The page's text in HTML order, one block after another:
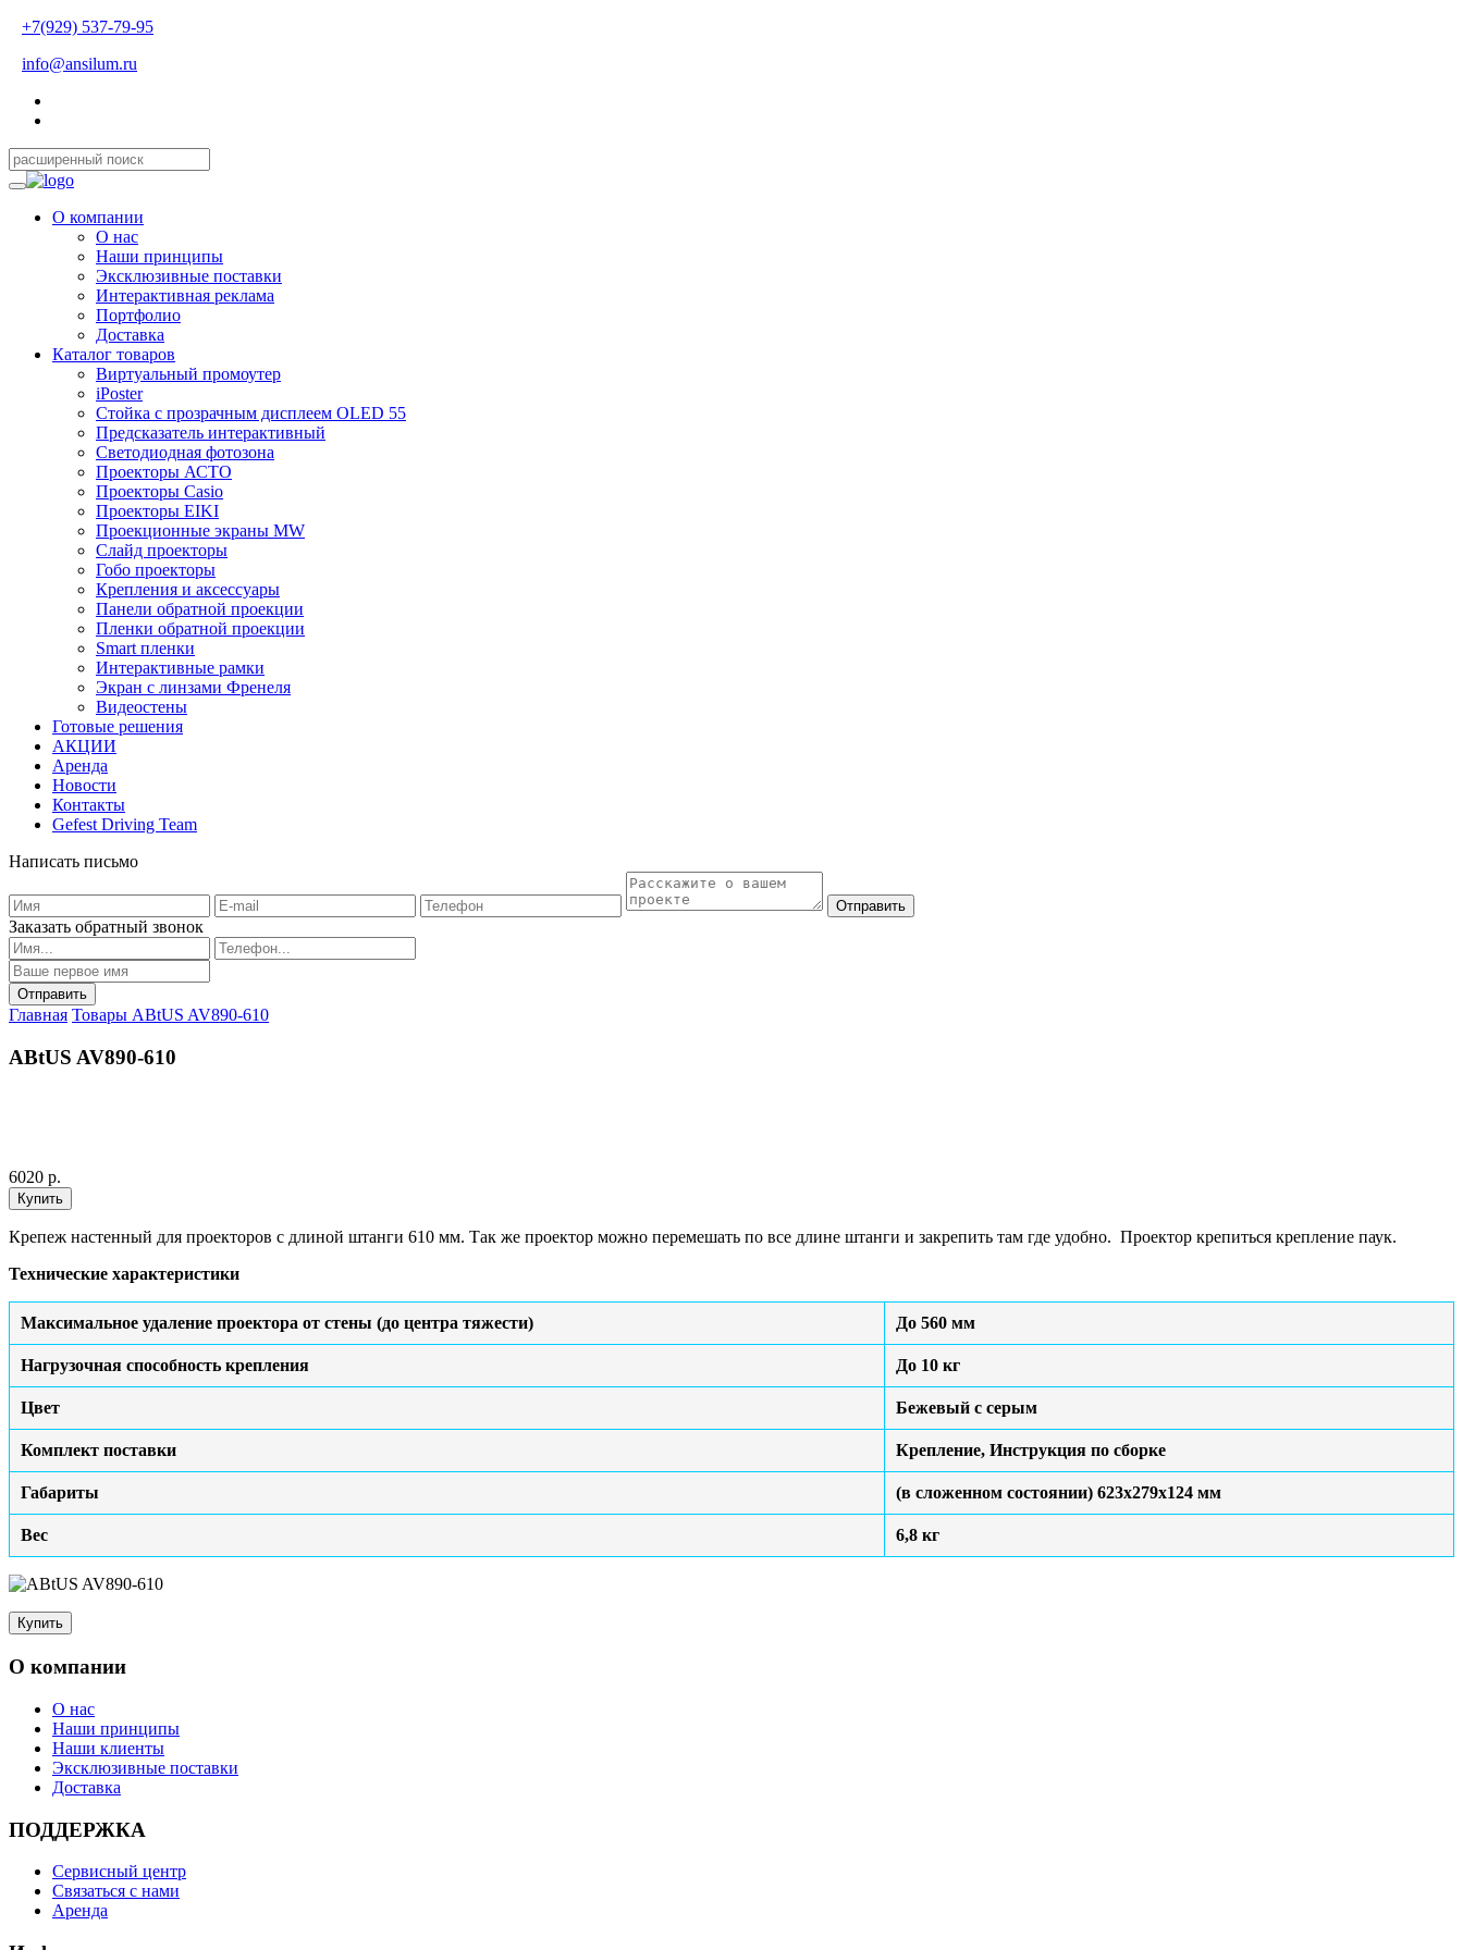
+7(929) 537-79-95
info@ansilum.ru
О компании
О нас
Наши принципы
Эксклюзивные поставки
Интерактивная реклама
Портфолио
Доставка
Каталог товаров
Виртуальный промоутер
iPoster
Стойка с прозрачным дисплеем OLED 55
Предсказатель интерактивный
Светодиодная фотозона
Проекторы АСТО
Проекторы Casio
Проекторы EIKI
Проекционные экраны MW
Слайд проекторы
Гобо проекторы
Крепления и аксессуары
Панели обратной проекции
Пленки обратной проекции
Smart пленки
Интерактивные рамки
Экран с линзами Френеля
Видеостены
Готовые решения
АКЦИИ
Аренда
Новости
Контакты
Gefest Driving Team
Написать письмо
Отправить
Заказать обратный звонок
Главная Товары ABtUS AV890-610
ABtUS AV890-610
6020 р.
Крепеж настенный для проекторов с длиной штанги 610 мм. Так же проектор можно перемешать по все длине штанги и закрепить там где удобно. Проектор крепиться крепление паук.
Технические характеристики
Максимальное удаление проектора от стены (до центра тяжести) До 560 мм
Нагрузочная способность крепления До 10 кг
Цвет Бежевый с серым
Комплект поставки Крепление, Инструкция по сборке
Габариты (в сложенном состоянии) 623х279х124 мм
Вес 6,8 кг
О компании
О нас
Наши принципы
Наши клиенты
Эксклюзивные поставки
Доставка
ПОДДЕРЖКА
Сервисный центр
Связаться с нами
Аренда